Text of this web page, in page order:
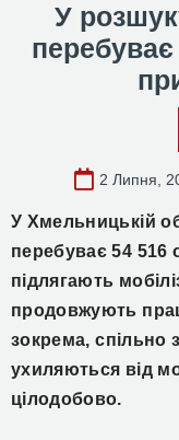
У
перебуває
2 Липня,
У Хмельницькій
перебуває 54 516
підлягають
продовжують
зокрема,спільно
ухиляються від
цілодобово.